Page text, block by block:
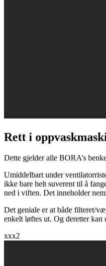
Rett i
Dette gjelder alle BORA’s
Umiddelbart under
ikke bare helt suverent til å
ned i viften. Det inneholder
Det geniale er at både filteret/
enkelt løftes ut. Og deretter kan
xxx2